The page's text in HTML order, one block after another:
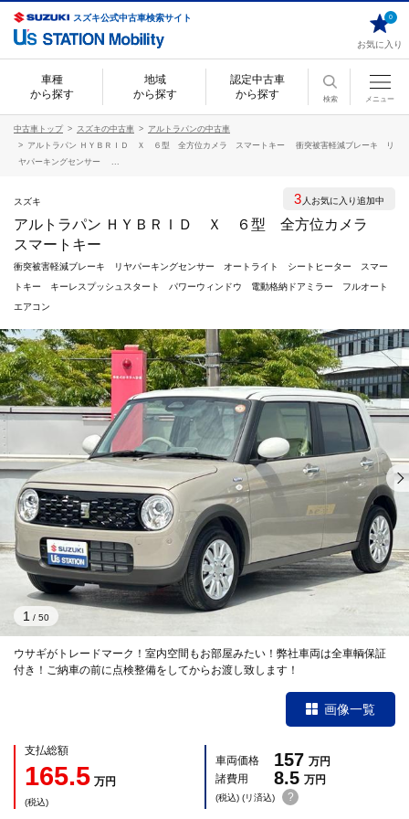
スズキ公式中古車検索サイト
お気に入り
0
車種
から探す
地域
から探す
認定中古車
から探す
検索 メニュー
中古車トップ スズキの中古車
アルトラパンの中古車
アルトラパン ＨＹＢＲＩＤ Ｘ ６型 全方位カメラ スマートキー 衝突被害軽減ブレーキ リ
ヤパーキングセンサー ...
スズキ
アルトラパン ＨＹＢＲＩＤ Ｘ ６型 全方位カメラ
スマートキー
衝突被害軽減ブレーキ リヤパーキングセンサー オートライト シートヒーター スマー
トキー キーレスプッシュスタート パワーウィンドウ 電動格納ドアミラー フルオート
エアコン
ウサギがトレードマーク！室内空間もお部屋みたい！弊社車両は全車輌保証
付き！ご納車の前に点検整備をしてからお渡し致します！
1 / 50
画像一覧
支払総額
165.5 万円
(税込)
車両価格 157 万円
諸費用
8.5 万円
(税込) (リ済込) ?
3 人お気に入り追加中